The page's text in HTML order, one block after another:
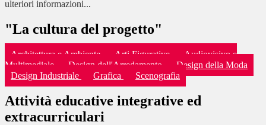
ulteriori informazioni...
"La cultura del progetto"
Architettura e Ambiente Arti Figurative
Audiovisivo e
Multimediale
Design dell'Arredamento
Design della Moda
Design Industriale
Grafica Scenografia
Attività educative integrative ed
extracurriculari